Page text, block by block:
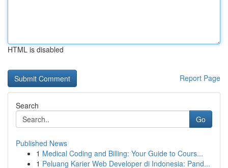
HTML is disabled
Report Page
Search
Go
Published News
1 Medical Coding and Billing: Your Guide to Cours...
1 Peluang Karier Web Developer di Indonesia: Pand...